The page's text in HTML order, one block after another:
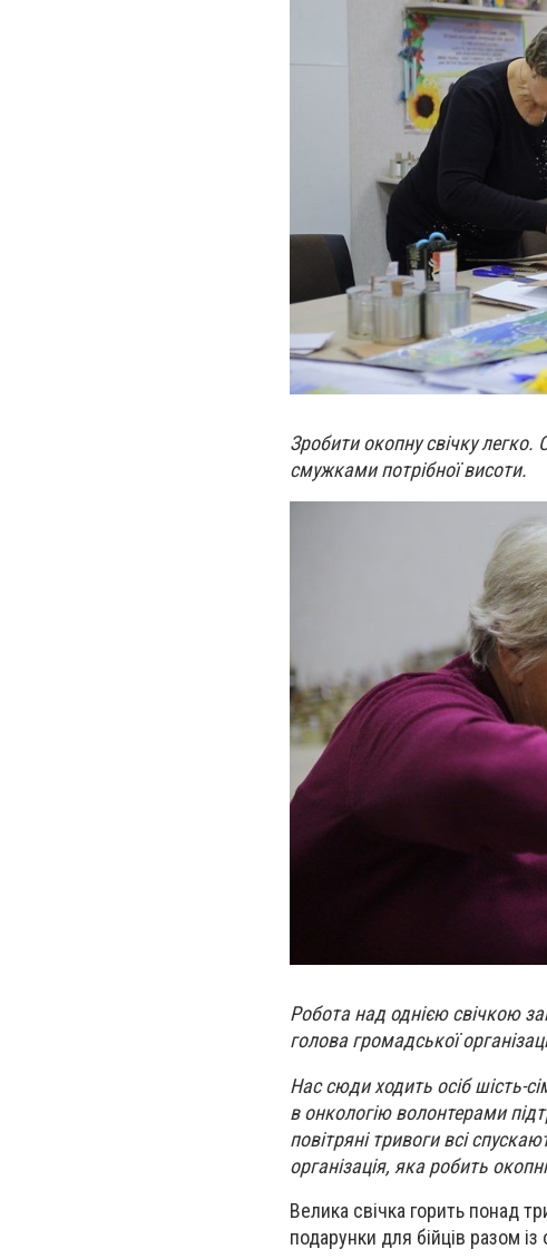
Зробити окопну свічку
смужками потрібної висоти.
Робота над однією свічкою
голова громадської
Нас сюди ходить осіб шість-
в онкологію волонтерами
повітряні тривоги всі
організація, яка робить
Велика свічка горить понад
подарунки для бійців разом